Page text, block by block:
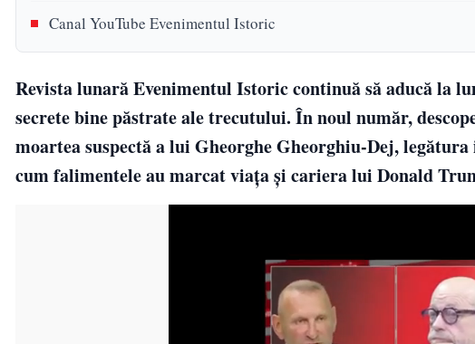
Canal YouTube Evenimentul Istoric
Revista lunară Evenimentul Istoric continuă să aducă la
secrete bine păstrate ale trecutului. În noul număr,
moartea suspectă a lui Gheorghe Gheorghiu-Dej,
cum falimentele au marcat viața și cariera lui Donald